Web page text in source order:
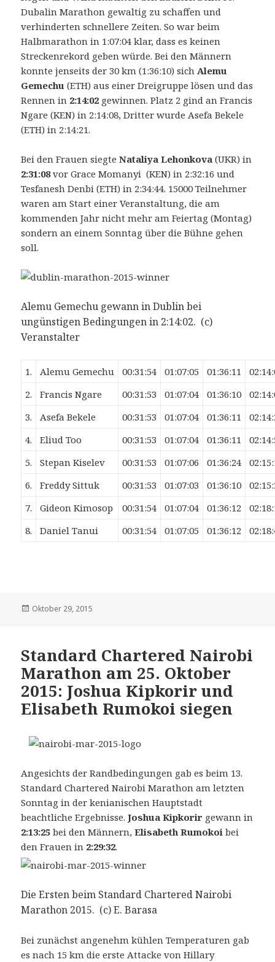
Dubalin Marathon gewaltig zu schaffen und
verhinderten schnellere Zeiten. So war beim
Halbmarathon in 1:07:04 klar, dass es keinen
Streckenrekord geben würde. Bei den Männern
konnte jenseits der 30 km (1:36:10) sich Alemu
Gemechu (ETH) aus einer Dreigruppe lösen und das
Rennen in 2:14:02 gewinnen. Platz 2 gind an Francis
Ngare (KEN) in 2:14:08, Dritter wurde Asefa Bekele
(ETH) in 2:14:21.
Bei den Frauen siegteNataliya Lehonkova (UKR) in
2:31:08vor Grace Momanyi (KEN) in 2:32:16 und
Tesfanesh Denbi (ETH) in 2:34:44. 15000 Teilnehmer
waren am Start einer Veranstaltung, die am
kommenden Jahr nicht mehr am Feiertag (Montag)
sondern an einem Sonntag über die Bühne gehen
soll.
Alemu Gemechu gewann in Dublin bei
ungünstigen Bedingungen in 2:14:02. (c)
Veranstalter
1. Alemu Gemechu 00:31:54 01:07:05 01:36:11
2.
Francis Ngare 00:31:53 01:07:04 01:36:10
3.
Asefa Bekele 00:31:53 01:07:04 01:36:11
4.
Eliud Too 00:31:53 01:07:04 01:36:11
5.
Stepan Kiselev 00:31:53 01:07:06 01:36:24
6.
Freddy Sittuk 00:31:53 01:07:03 01:36:10
7.
Gideon Kimosop 00:31:54 01:07:04 01:36:12
8.
Daniel Tanui 00:31:54 01:07:05 01:36:12
Veröffentlicht
Oktober 29, 2015
Standard Chartered Nairobi
Marathon am 25. Oktober
2015: Joshua Kipkorir und
Elisabeth Rumokoi siegen
Angesichts der Randbedingungen gab es beim 13.
Standard Chartered Nairobi Marathon am letzten
Sonntag in der kenianischen Hauptstadt
beachtliche Ergebnisse.Joshua Kipkorir gewann in
2:13:25 bei den Männern,Elisabeth Rumokoi bei
den Frauen in 2:29:32.
Die Ersten beim Standard Chartered Nairobi
Marathon 2015. (c) E. Barasa
Bei zunächst angenehm kühlen Temperaturen gab
es nach 15 km die erste Attacke von Hillary